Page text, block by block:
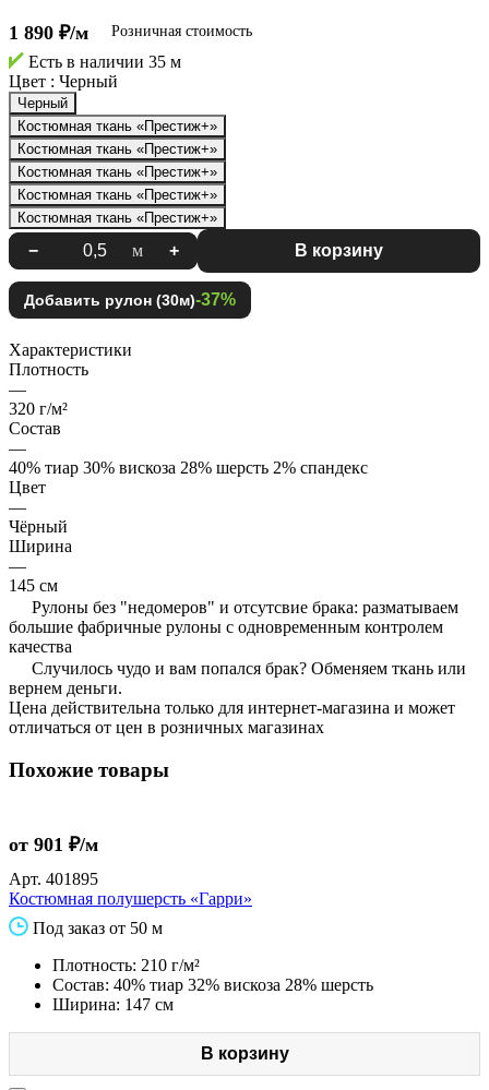
1 890 ₽/м
Розничная стоимость
Есть в наличии 35 м
Цвет : Черный
Черный
Костюмная ткань «Престиж+»
Костюмная ткань «Престиж+»
Костюмная ткань «Престиж+»
Костюмная ткань «Престиж+»
Костюмная ткань «Престиж+»
− м + В корзину
Добавить рулон (30м)-37%
Характеристики
Плотность
—
320 г/м²
Состав
—
40% тиар 30% вискоза 28% шерсть 2% спандекс
Цвет
—
Чёрный
Ширина
—
145 см
Рулоны без "недомеров" и отсутсвие брака: разматываем
большие фабричные рулоны с одновременным контролем
качества
Случилось чудо и вам попался брак? Обменяем ткань или
вернем деньги.
Цена действительна только для интернет-магазина и может
отличаться от цен в розничных магазинах
Похожие товары
от 901 ₽/м
Арт. 401895
Костюмная полушерсть «Гарри»
Под заказ от 50 м
Плотность: 210 г/м²
Состав: 40% тиар 32% вискоза 28% шерсть
Ширина: 147 см
В корзину